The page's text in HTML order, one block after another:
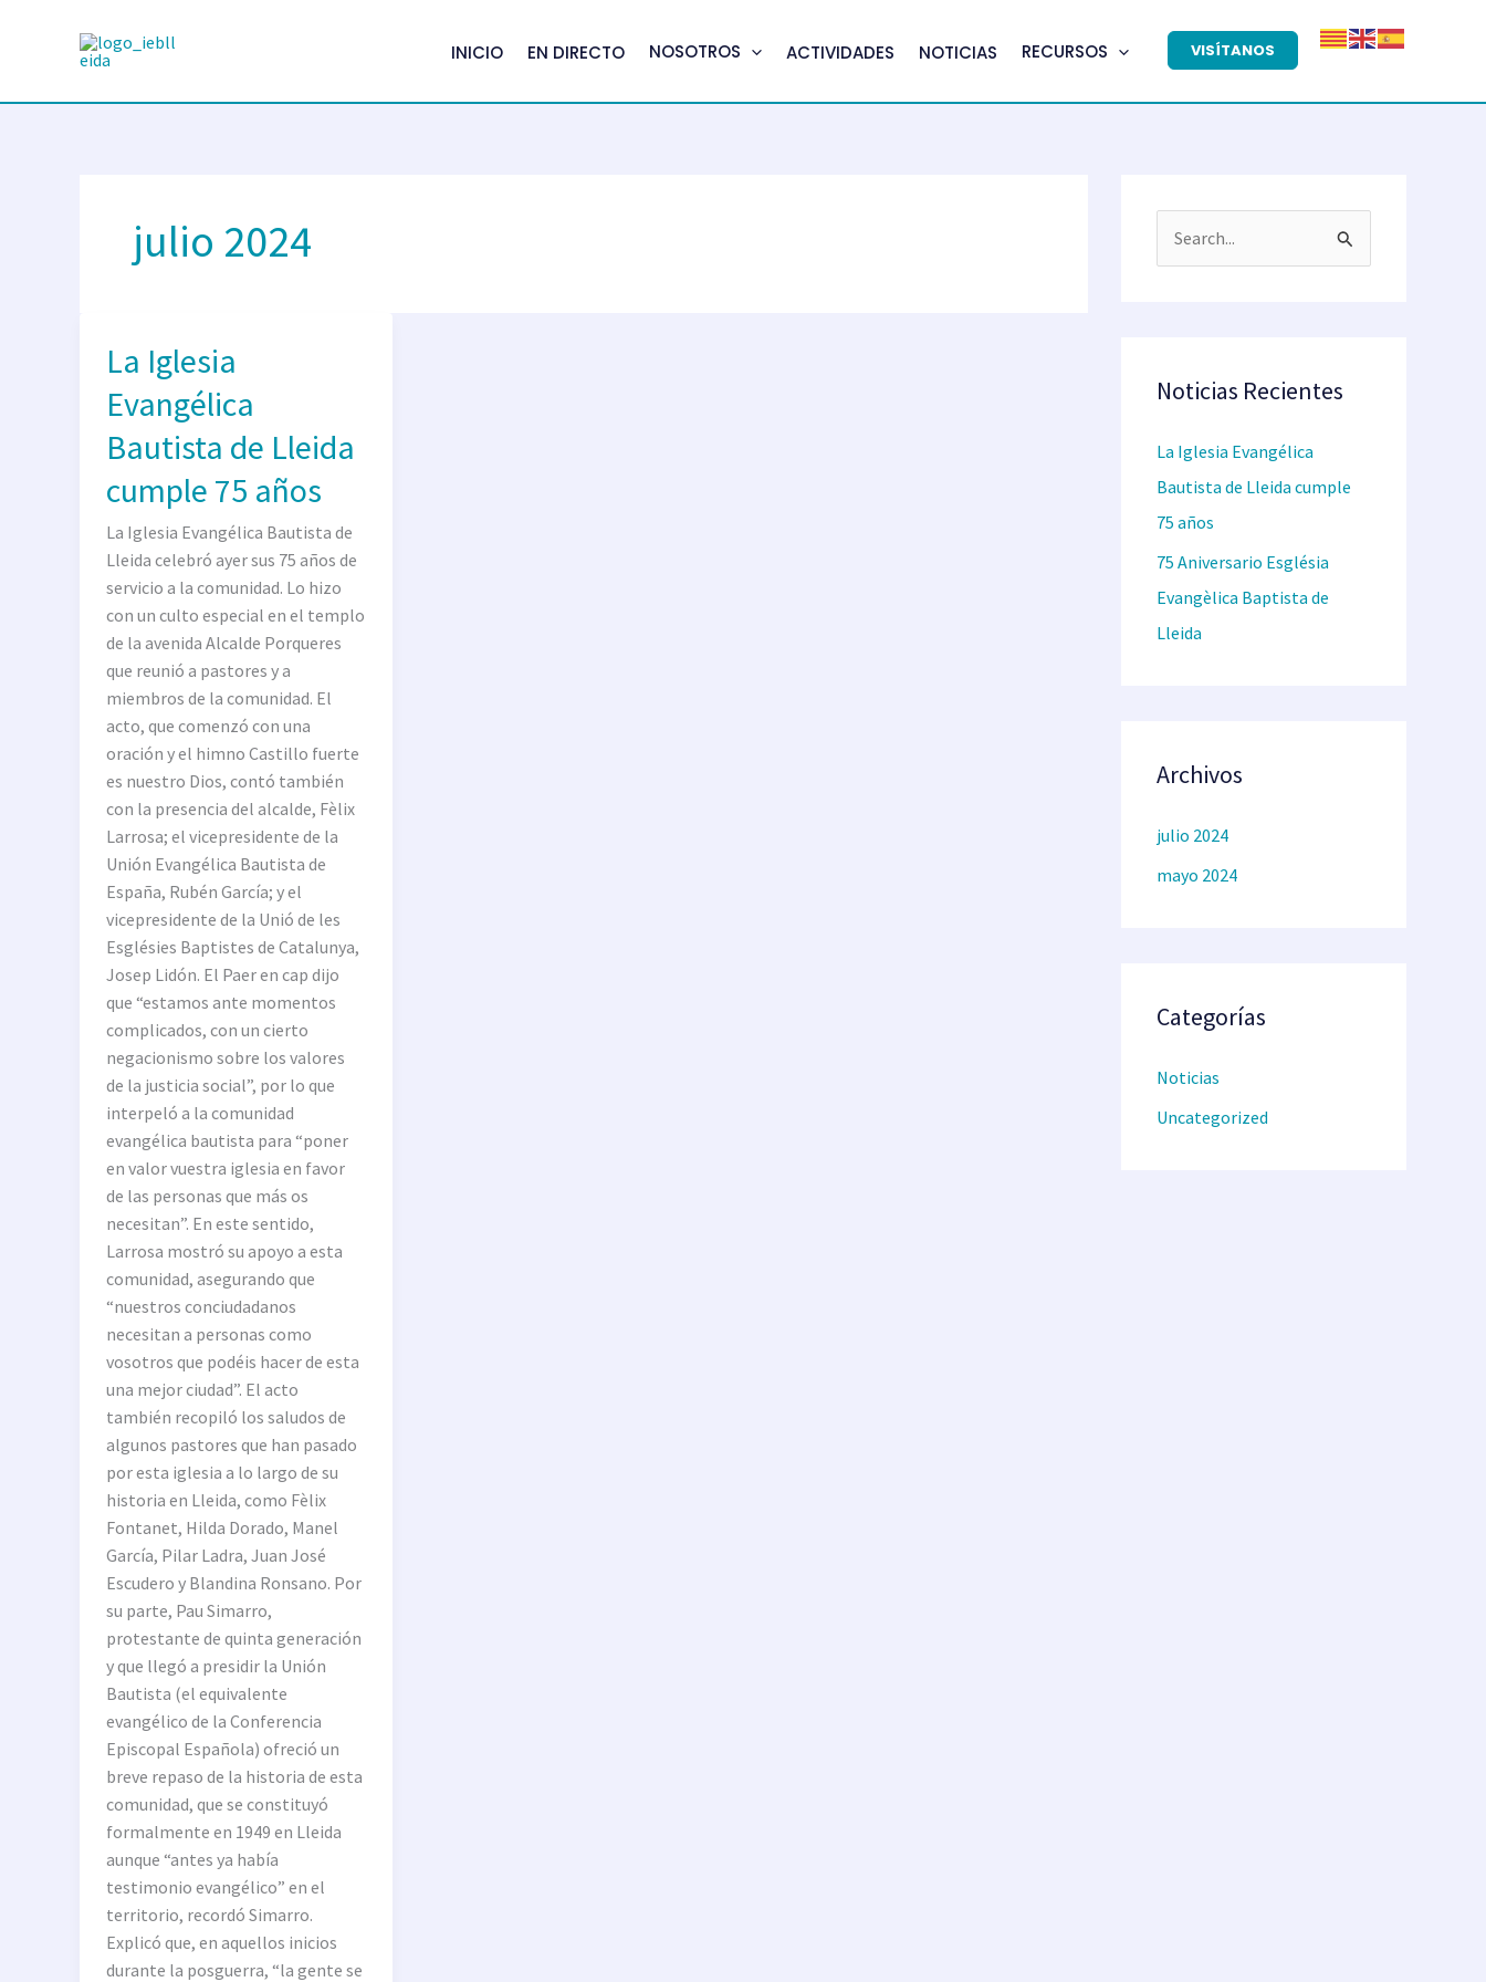
INICIO EN DIRECTO NOSOTROS ACTIVIDADES NOTICIAS RECURSOS VISÍTANOS
julio 2024
La Iglesia
Evangélica
Bautista de Lleida
cumple 75 años
La Iglesia Evangélica Bautista de
Lleida celebró ayer sus 75 años de
servicio a la comunidad. Lo hizo
con un culto especial en el templo
de la avenida Alcalde Porqueres
que reunió a pastores y a
miembros de la comunidad. El
acto, que comenzó con una
oración y el himno Castillo fuerte
es nuestro Dios, contó también
con la presencia del alcalde, Fèlix
Larrosa; el vicepresidente de la
Unión Evangélica Bautista de
España, Rubén García; y el
vicepresidente de la Unió de les
Esglésies Baptistes de Catalunya,
Josep Lidón. El Paer en cap dijo
que “estamos ante momentos
complicados, con un cierto
negacionismo sobre los valores
de la justicia social”, por lo que
interpeló a la comunidad
evangélica bautista para “poner
en valor vuestra iglesia en favor
de las personas que más os
necesitan”. En este sentido,
Larrosa mostró su apoyo a esta
comunidad, asegurando que
“nuestros conciudadanos
necesitan a personas como
vosotros que podéis hacer de esta
una mejor ciudad”. El acto
también recopiló los saludos de
algunos pastores que han pasado
por esta iglesia a lo largo de su
historia en Lleida, como Fèlix
Fontanet, Hilda Dorado, Manel
García, Pilar Ladra, Juan José
Escudero y Blandina Ronsano. Por
su parte, Pau Simarro,
protestante de quinta generación
y que llegó a presidir la Unión
Bautista (el equivalente
evangélico de la Conferencia
Episcopal Española) ofreció un
breve repaso de la historia de esta
comunidad, que se constituyó
formalmente en 1949 en Lleida
aunque “antes ya había
testimonio evangélico” en el
territorio, recordó Simarro.
Explicó que, en aquellos inicios
durante la posguerra, “la gente se
Iglesia
Evangélica
Bautista
de
Lleida
cumple
años
a
p
o
r
:
Noticias Recientes
La Iglesia Evangélica
Bautista de Lleida cumple
75 años
75 Aniversario Església
Evangèlica Baptista de
Lleida
Archivos
julio 2024
mayo 2024
Categorías
Noticias
Uncategorized